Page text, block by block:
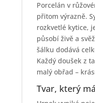
Porcelán v
přitom výrazně.
rozkvetlé kytice,
působí živě a
šálku dodává
Každý doušek z
malý obřad –
Tvar, který